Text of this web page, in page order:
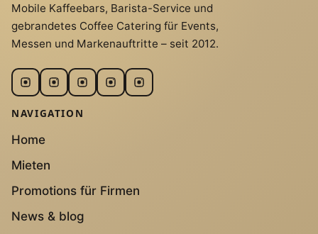
Mobile Kaffeebars, Barista-Service und
gebrandetes Coffee Catering für Events,
Messen und Markenauftritte – seit 2012.
NAVIGATION
Home
Mieten
Promotions für Firmen
News & blog